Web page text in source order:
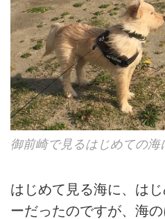
御前崎で見るはじめての海
はじめて見る海に、は
ーだったのですが、海